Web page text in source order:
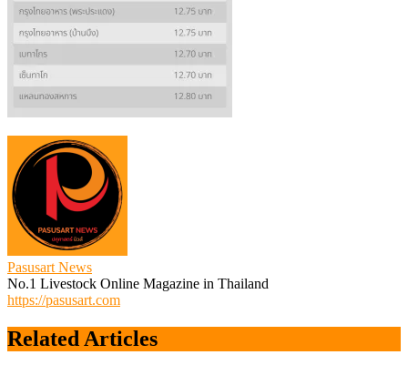
Pasusart News
No.1 Livestock Online Magazine in Thailand
https://pasusart.com
Related Articles